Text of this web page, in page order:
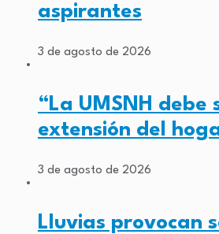
aspirantes
3 de agosto de 2026
“La UMSNH debe
extensión del
3 de agosto de 2026
Lluvias provocan